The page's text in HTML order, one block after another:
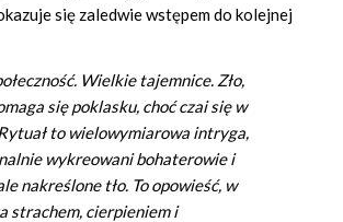
się zaledwie wstępem do kolejnej
Wielkie tajemnice. Zło,
się poklasku, choć czai się w
to wielowymiarowa intryga,
wykreowani bohaterowie i
nakreślone tło. To opowieść, w
strachem, cierpieniem i